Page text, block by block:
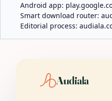
Android app:
Smart download router:
Editorial process:
Audiala